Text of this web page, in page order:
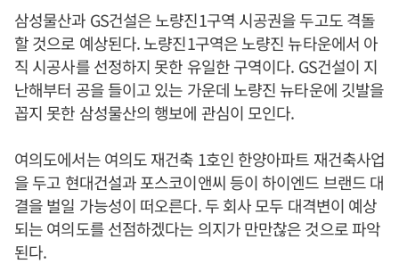
삼성물산과 GS건설은 노량진1구역 시공권을 두고도 격돌
할 것으로 예상된다. 노량진1구역은 노량진 뉴타운에서 아
직 시공사를 선정하지 못한 유일한 구역이다. GS건설이 지
난해부터 공을 들이고 있는 가운데 노량진 뉴타운에 깃발을
꼽지 못한 삼성물산의 행보에 관심이 모인다.
여의도에서는 여의도 재건축 1호인 한양아파트 재건축사업
을 두고 현대건설과 포스코이앤씨 등이 하이엔드 브랜드 대
결을 벌일 가능성이 떠오른다. 두 회사 모두 대격변이 예상
되는 여의도를 선점하겠다는 의지가 만만찮은 것으로 파악
된다.